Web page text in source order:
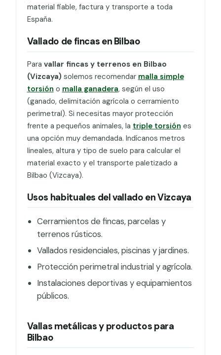
material fiable, factura y transporte a toda
España.
Vallado de fincas en Bilbao
Para vallar fincas y terrenos en Bilbao
(Vizcaya) solemos recomendar malla simple
torsión o malla ganadera, según el uso
(ganado, delimitación agrícola o cerramiento
perimetral). Si necesitas mayor protección
frente a pequeños animales, la triple torsión es
una opción muy demandada. Indícanos metros
lineales, altura y tipo de suelo para calcular el
material exacto y el transporte paletizado a
Bilbao (Vizcaya).
Usos habituales del vallado en Vizcaya
Cerramientos de fincas, parcelas y
terrenos rústicos.
Vallados residenciales, piscinas y jardines.
Protección perimetral industrial y agrícola.
Instalaciones deportivas y equipamientos
públicos.
Vallas metálicas y productos para
Bilbao